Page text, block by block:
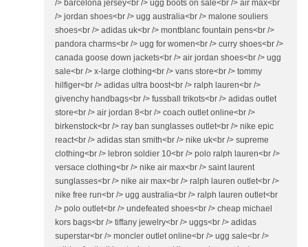
/> barcelona jersey<br /> ugg boots on sale<br /> air max<br
/> jordan shoes<br /> ugg australia<br /> malone souliers
shoes<br /> adidas uk<br /> montblanc fountain pens<br />
pandora charms<br /> ugg for women<br /> curry shoes<br />
canada goose down jackets<br /> air jordan shoes<br /> ugg
sale<br /> x-large clothing<br /> vans store<br /> tommy
hilfiger<br /> adidas ultra boost<br /> ralph lauren<br />
givenchy handbags<br /> fussball trikots<br /> adidas outlet
store<br /> air jordan 8<br /> coach outlet online<br />
birkenstock<br /> ray ban sunglasses outlet<br /> nike epic
react<br /> adidas stan smith<br /> nike uk<br /> supreme
clothing<br /> lebron soldier 10<br /> polo ralph lauren<br />
versace clothing<br /> nike air max<br /> saint laurent
sunglasses<br /> nike air max<br /> ralph lauren outlet<br />
nike free run<br /> ugg australia<br /> ralph lauren outlet<br
/> polo outlet<br /> undefeated shoes<br /> cheap michael
kors bags<br /> tiffany jewelry<br /> uggs<br /> adidas
superstar<br /> moncler outlet online<br /> ugg sale<br />